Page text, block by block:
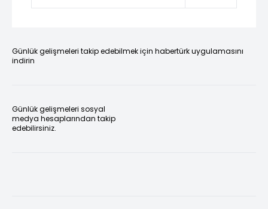
Günlük gelişmeleri takip edebilmek için habertürk uygulamasını
indirin
Günlük gelişmeleri sosyal
medya hesaplarından takip
edebilirsiniz.